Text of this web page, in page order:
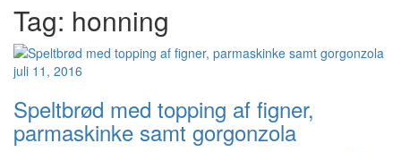
Tag: honning
juli 11, 2016
Speltbrød med topping af figner,
parmaskinke samt gorgonzola